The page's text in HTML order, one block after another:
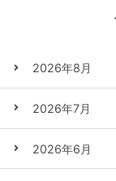
2026年8月
2026年7月
2026年6月